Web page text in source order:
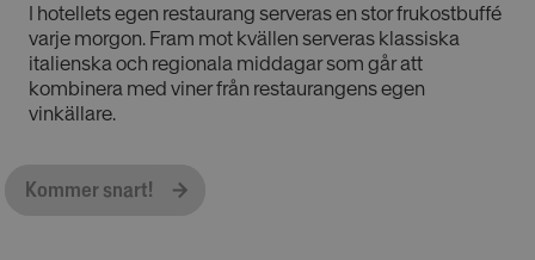
I hotellets egen restaurang serveras en stor frukostbuffé
varje morgon. Fram mot kvällen serveras klassiska
italienska och regionala middagar som går att
kombinera med viner från restaurangens egen
vinkällare.
Kommer snart!